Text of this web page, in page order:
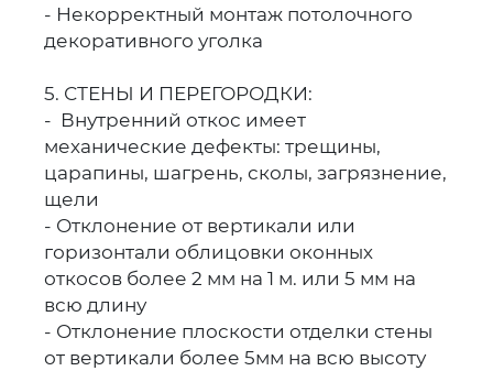
- Некорректный монтаж потолочного
декоративного уголка
5. СТЕНЫ И ПЕРЕГОРОДКИ:
- Внутренний откос имеет
механические дефекты: трещины,
царапины, шагрень, сколы, загрязнение,
щели
- Отклонение от вертикали или
горизонтали облицовки оконных
откосов более 2 мм на 1 м. или 5 мм на
всю длину
- Отклонение плоскости отделки стены
от вертикали более 5мм на всю высоту